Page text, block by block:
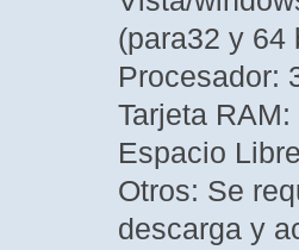
(para32 y 64
Procesador:
Tarjeta
Espacio
Otros: Se
descarga y